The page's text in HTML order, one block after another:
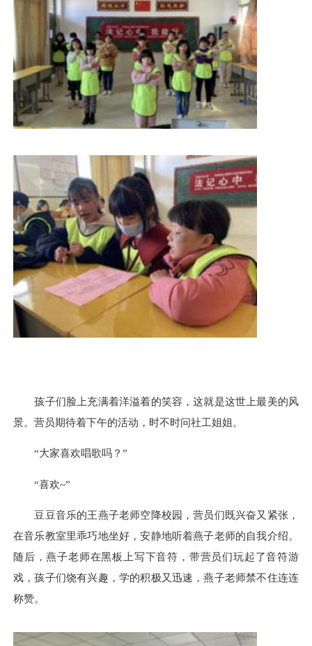
孩子们脸上充满着洋溢着的笑容 ，这就是这世上最美的风
景。营员期待着下午的活动 ，时不时问社工姐姐 。
“大家喜欢唱歌吗？”
“喜欢~”
豆豆音乐的王燕子老师空降校园，营员们既兴奋又紧张，
在音乐教室里乖巧地坐好，安静地听着燕子老师的自我介绍。
随后，燕子老师在黑板上写下音符，带营员们玩起了音符游
戏，孩子们饶有兴趣，学的积极又迅速，燕子老师禁不住连连
称赞。